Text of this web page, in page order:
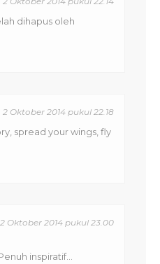
dihapus oleh
2 Oktober 2014 pukul 22.18
spread your wings, fly
2 Oktober 2014 pukul 23.00
inspiratif...